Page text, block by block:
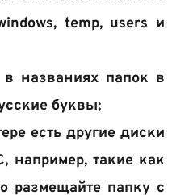
temp, users и
названиях папок в
буквы;
есть другие диски
например, такие как
размещайте папку с